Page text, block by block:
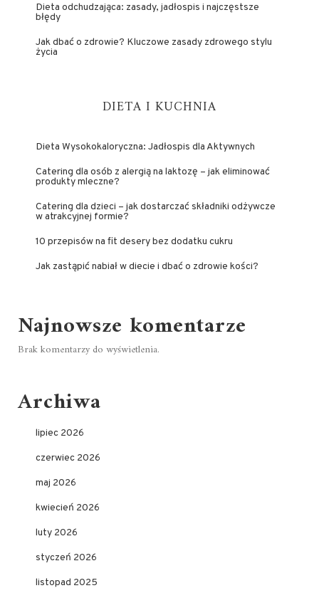
Dieta odchudzająca: zasady, jadłospis i najczęstsze
błędy
Jak dbać o zdrowie? Kluczowe zasady zdrowego stylu
życia
DIETA I KUCHNIA
Dieta Wysokokaloryczna: Jadłospis dla Aktywnych
Catering dla osób z alergią na laktozę – jak eliminować
produkty mleczne?
Catering dla dzieci – jak dostarczać składniki odżywcze
w atrakcyjnej formie?
10 przepisów na fit desery bez dodatku cukru
Jak zastąpić nabiał w diecie i dbać o zdrowie kości?
Najnowsze komentarze
Brak komentarzy do wyświetlenia.
Archiwa
lipiec 2026
czerwiec 2026
maj 2026
kwiecień 2026
luty 2026
styczeń 2026
listopad 2025